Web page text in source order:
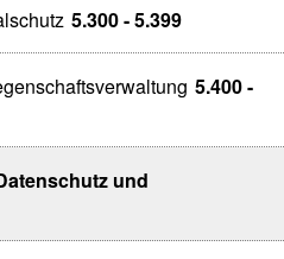
5.300 - 5.399
5.400 -
und